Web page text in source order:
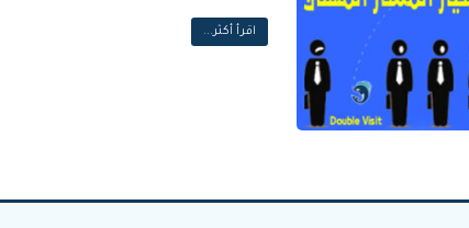
اقرأ أكثر...